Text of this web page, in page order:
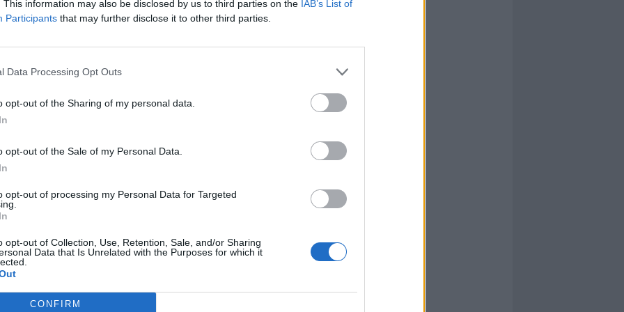
This information may also be disclosed by us to third parties on the IAB’s List of
Participants that may further disclose it to other third parties.
Data Processing Opt Outs
opt-out of the Sharing of my personal data.
opt-out of the Sale of my Personal Data.
opt-out of processing my Personal Data for Targeted
opt-out of Collection, Use, Retention, Sale, and/or Sharing
Data that Is Unrelated with the Purposes for which it
CONFIRM
svela l'ex ministro alle Infrastrutture,
risultato migliore".
Tajani rischia grosso
la squadra formata ma al tempo stesso
non si misurerà dal
ma dalle risposte che si daranno ai
si tira personalmente fuori dal totonomi: